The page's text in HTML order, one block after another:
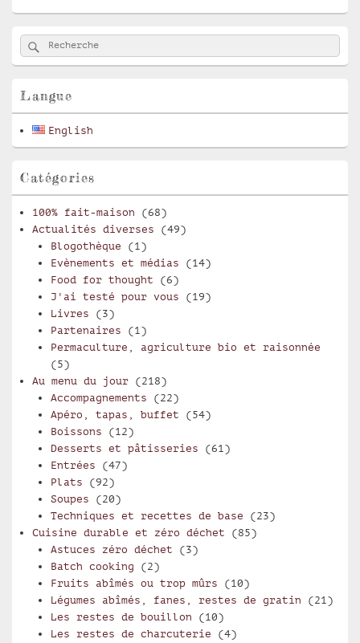
Zone
principale
de
pour
latérale
Recherche :
Rechercher
Langue
English
Catégories
100% fait-maison (68)
Actualités diverses (49)
Blogothèque (1)
Evènements et médias (14)
Food for thought (6)
J'ai testé pour vous (19)
Livres (3)
Partenaires (1)
Permaculture, agriculture bio et raisonnée
(5)
Au menu du jour (218)
Accompagnements (22)
Apéro, tapas, buffet (54)
Boissons (12)
Desserts et pâtisseries (61)
Entrées (47)
Plats (92)
Soupes (20)
Techniques et recettes de base (23)
Cuisine durable et zéro déchet (85)
Astuces zéro déchet (3)
Batch cooking (2)
Fruits abîmés ou trop mûrs (10)
Légumes abîmés, fanes, restes de gratin (21)
Les restes de bouillon (10)
Les restes de charcuterie (4)